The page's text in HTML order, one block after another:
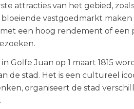
attracties van het gebied,
vastgoedmarkt
een hoog rendement of een
Golfe Juan op 1 maart 1815
de stad. Het is een cultureel
organiseert de stad